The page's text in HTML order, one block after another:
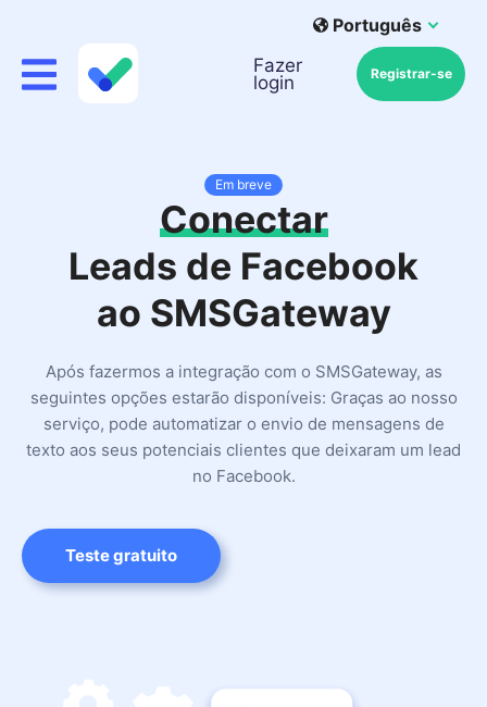
Português
Fazer
login
Registrar-se
Em breve
Conectar
Leads de Facebook
ao SMSGateway
Após fazermos a integração com o SMSGateway, as
seguintes opções estarão disponíveis: Graças ao nosso
serviço, pode automatizar o envio de mensagens de
texto aos seus potenciais clientes que deixaram um lead
no Facebook.
Teste gratuito